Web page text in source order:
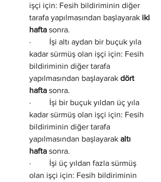
işçi için: Fesih bildiriminin diğer
tarafa yapılmasından başlayarak iki
hafta sonra.
·         İşi altı aydan bir buçuk yıla
kadar sürmüş olan işçi için: Fesih
bildiriminin diğer tarafa
yapılmasından başlayarak dört
hafta sonra.
·         İşi bir buçuk yıldan üç yıla
kadar sürmüş olan işçi için: Fesih
bildiriminin diğer tarafa
yapılmasından başlayarak altı
hafta sonra.
·         İşi üç yıldan fazla sürmüş
olan işçi için: Fesih bildiriminin